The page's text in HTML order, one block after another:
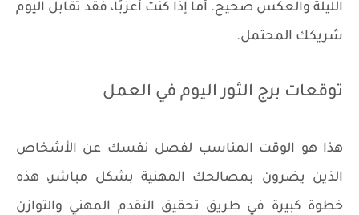
الليلة والعكس صحيح. أما إذا كنت أعزبًا، فقد تقابل اليوم
شريكك المحتمل.
توقعات برج الثور اليوم في العمل
هذا هو الوقت المناسب لفصل نفسك عن الأشخاص
الذين يضرون بمصالحك المهنية بشكل مباشر، هذه
خطوة كبيرة في طريق تحقيق التقدم المهني والتوازن